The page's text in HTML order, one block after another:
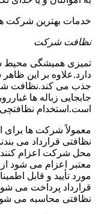
خدمات بهترین شرکت
نظافت شرکت
تمیزی همیشگی محیط
دارد.علاوه بر این
جذب می کند.نظافت
جابجایی زباله ها
است.استخدام
معمولاً شرکت ها برای
نظافتی قرارداد می
محل شرکت اعزام
معتبر اعزام می شود
مورد تأیید و قابل
قرارداد پرداخت می
نظافتی محاسبه می